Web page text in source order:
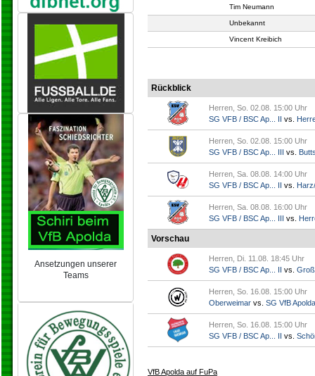
Ansetzungen unserer
Teams
Tim Neumann
Unbekannt
Vincent Kreibich
Rückblick
Herren, So. 02.08. 15:00 Uhr
SG VFB / BSC Ap... II vs.
Herren, So. 02.08. 15:00 Uhr
SG VFB / BSC Ap... III vs.
Herren, Sa. 08.08. 14:00 Uhr
SG VFB / BSC Ap... II vs.
Herren, Sa. 08.08. 16:00 Uhr
SG VFB / BSC Ap... III vs.
Vorschau
Herren, Di. 11.08. 18:45 Uhr
SG VFB / BSC Ap... II vs.
Herren, So. 16.08. 15:00 Uhr
Oberweimar vs. SG VfB Apolda
Herren, So. 16.08. 15:00 Uhr
SG VFB / BSC Ap... II vs.
VfB Apolda auf FuPa